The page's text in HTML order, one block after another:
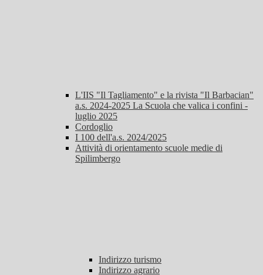
L'IIS "Il Tagliamento" e la rivista "Il Barbacian"
a.s. 2024-2025 La Scuola che valica i confini -
luglio 2025
Cordoglio
I 100 dell'a.s. 2024/2025
Attività di orientamento scuole medie di
Spilimbergo
Indirizzo turismo
Indirizzo agrario